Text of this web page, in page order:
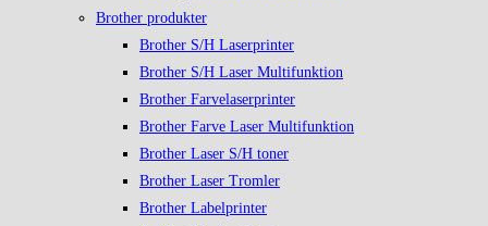
Brother produkter
Brother S/H Laserprinter
Brother S/H Laser Multifunktion
Brother Farvelaserprinter
Brother Farve Laser Multifunktion
Brother Laser S/H toner
Brother Laser Tromler
Brother Labelprinter